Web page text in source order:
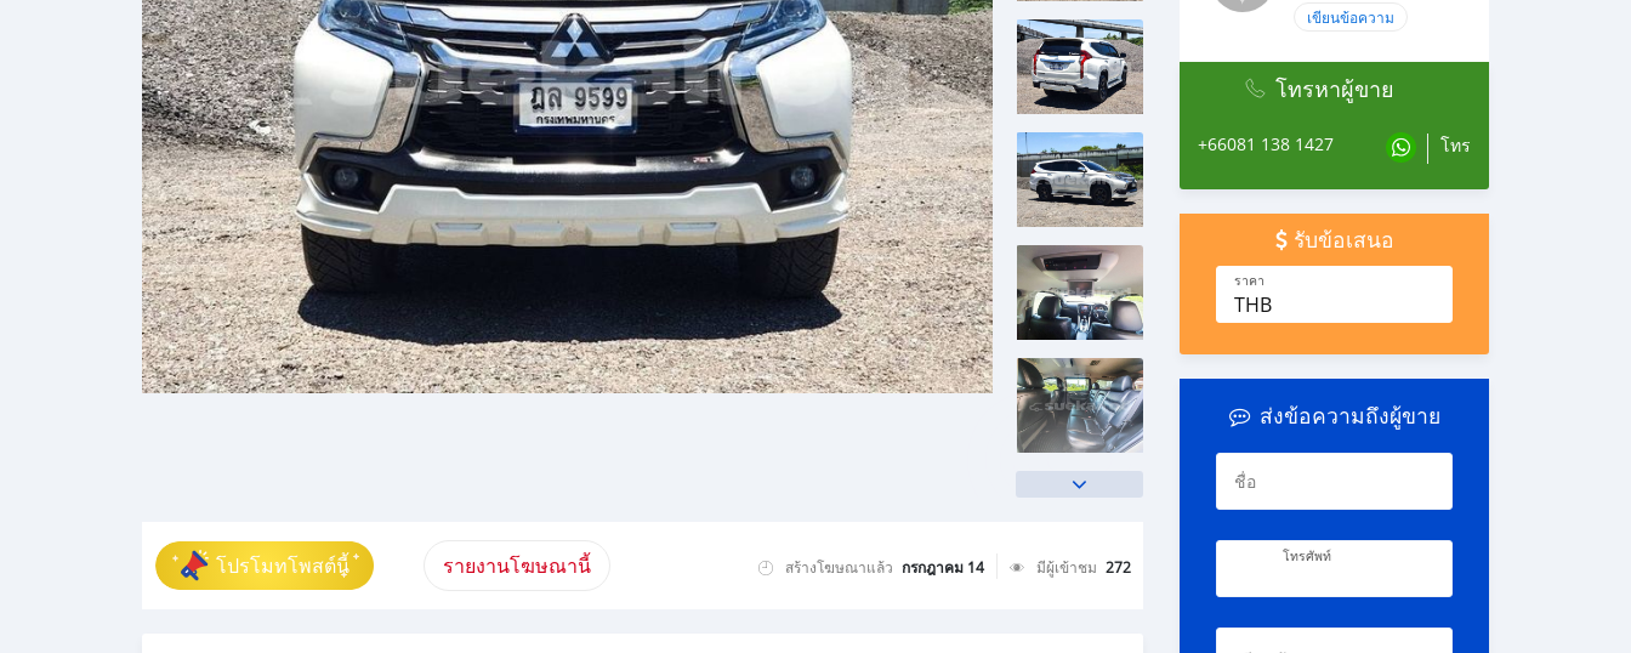
โปรโมทโพสต์นี้ รายงานโฆษณานี้ สร้างโฆษณาแล้ว กรกฎาคม 14 มีผู้เข้าชม 272
เขียนข้อความ
โทรหาผู้ขาย
+66081 138 1427 โทร
รับข้อเสนอ
ราคา
THB
ส่งข้อความถึงผู้ขาย
ชื่อ
โทรศัพท์